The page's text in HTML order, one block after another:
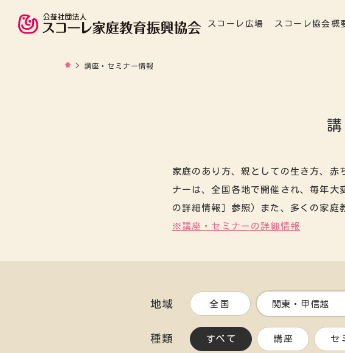
スコーレ広場 スコーレ協会概
> 講座・セミナー情報
家庭のあり方、親としての生き方、赤
ナーは、全国各地で開催され、毎年
の詳細情報］参照）また、多くの家庭
※講座・セミナーの詳細情報
地域 全国
種類 すべて 講座 セ